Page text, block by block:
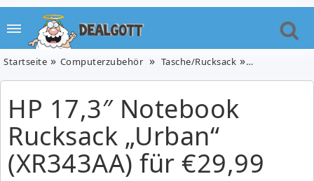
Startseite Computerzubehör Tasche/Rucksack HP 17,3″
HP 17,3″ Notebook
Rucksack „Urban“
(XR343AA) für €29,99